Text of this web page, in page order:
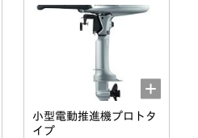
小型電動推進機プロトタ
イプ